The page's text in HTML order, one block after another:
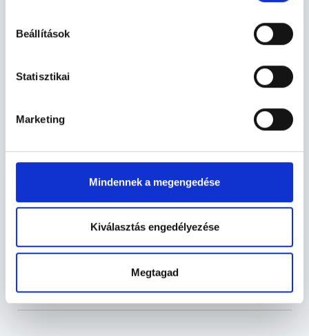
Beállítások
Statisztikai
Marketing
Mindennek a megengedése
Kiválasztás engedélyezése
Megtagad
melyeket négy nagy csoportba sorolhatunk, úgy mint
gyógyszerek, és kiegészítő szerek.
SZAKTERÜLETEK
Szolgáltatások
Budapesti és vidéki reumatológus orvosok